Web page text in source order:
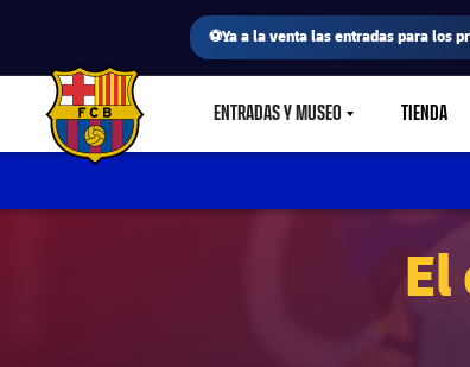
⚽Ya a la venta las entradas para los
FC Barcelona club badge ENTRADAS Y MUSEOLABEL.SHARE.CARETDOWN
TIENDA